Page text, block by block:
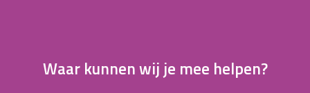
Waar kunnen wij je mee helpen?